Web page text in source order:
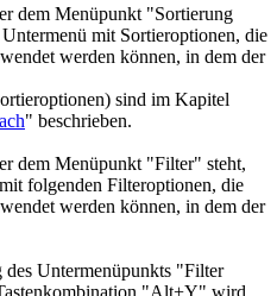
dem Menüpunkt "Sortierung
mit Sortieroptionen, die
werden können, in dem der
sind im Kapitel
" beschrieben.
dem Menüpunkt "Filter" steht,
folgenden Filteroptionen, die
werden können, in dem der
Untermenüpunkts "Filter
"Alt+Y" wird